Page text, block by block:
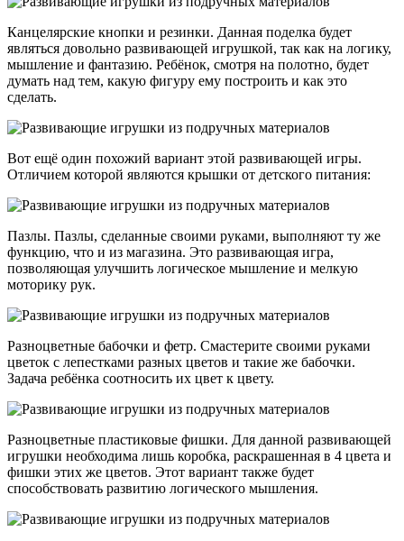
Канцелярские кнопки и резинки. Данная поделка будет
являться довольно развивающей игрушкой, так как на логику,
мышление и фантазию. Ребёнок, смотря на полотно, будет
думать над тем, какую фигуру ему построить и как это
сделать.
Вот ещё один похожий вариант этой развивающей игры.
Отличием которой являются крышки от детского питания:
Пазлы. Пазлы, сделанные своими руками, выполняют ту же
функцию, что и из магазина. Это развивающая игра,
позволяющая улучшить логическое мышление и мелкую
моторику рук.
Разноцветные бабочки и фетр. Смастерите своими руками
цветок с лепестками разных цветов и такие же бабочки.
Задача ребёнка соотносить их цвет к цвету.
Разноцветные пластиковые фишки. Для данной развивающей
игрушки необходима лишь коробка, раскрашенная в 4 цвета и
фишки этих же цветов. Этот вариант также будет
способствовать развитию логического мышления.